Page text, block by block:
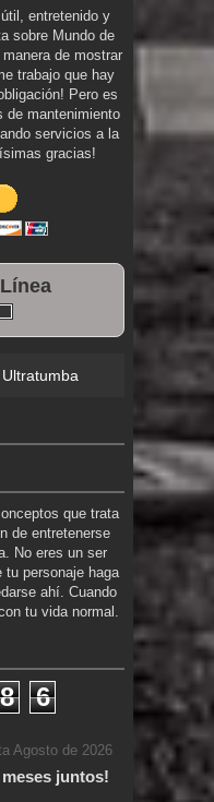
entretenido y
sobre Mundo de
de mostrar
trabajo que hay
Pero es
de mantenimiento
servicios a la
gracias!
que trata
de entretenerse
No eres un ser
personaje haga
ahí. Cuando
tu vida normal.
8 6
Agosto de 2026
meses juntos!